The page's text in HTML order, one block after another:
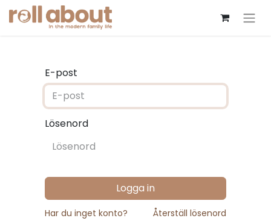
E-post
Lösenord
Logga in
Har du inget konto? Återställ lösenord